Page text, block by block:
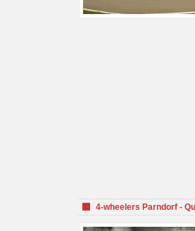
4-wheelers Parndorf -